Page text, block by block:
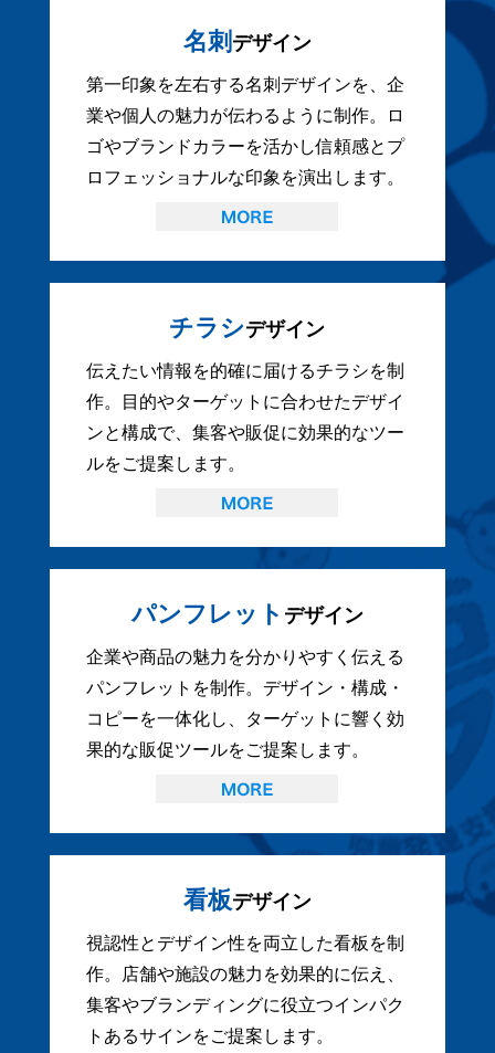
名刺 デザイン
第一印象を左右する名刺デザインを、企
業や個人の魅力が伝わるように制作。ロ
ゴやブランドカラーを活かし信頼感とプ
ロフェッショナルな印象を演出します。
チラシデザイン
伝えたい情報を的確に届けるチラシを制
作。目的やターゲットに合わせたデザイ
ンと構成で、集客や販促に効果的なツー
ルをご提案します。
パンフレット デザイン
企業や商品の魅力を分かりやすく伝える
パンフレットを制作。デザイン・構成・
コピーを一体化し、ターゲットに響く効
果的な販促ツールをご提案します。
看板デザイン
視認性とデザイン性を両立した看板を制
作。店舗や施設の魅力を効果的に伝え、
集客やブランディングに役立つインパク
トあるサインをご提案します。